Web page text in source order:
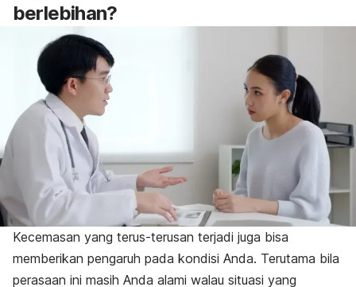
berlebihan?
Kecemasan yang terus-terusan terjadi juga bisa
memberikan pengaruh pada kondisi Anda. Terutama bila
perasaan ini masih Anda alami walau situasi yang